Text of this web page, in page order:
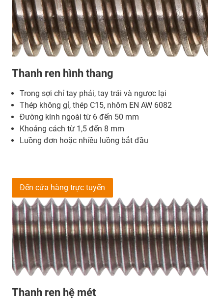
Thanh ren hình thang
Trong sợi chỉ tay phải, tay trái và ngược lại
Thép không gỉ, thép C15, nhôm EN AW 6082
Đường kính ngoài từ 6 đến 50 mm
Khoảng cách từ 1,5 đến 8 mm
Luồng đơn hoặc nhiều luồng bắt đầu
Thanh ren hệ mét
Đến cửa hàng trực tuyến